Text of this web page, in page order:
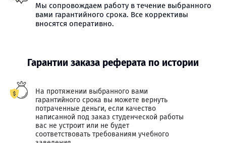
Мы сопровождаем работу в течение выбранного
вами гарантийного срока. Все коррективы
вносятся оперативно.
Гарантии заказа реферата по истории
На протяжении выбранного вами
гарантийного срока вы можете вернуть
потраченные деньги, если качество
написанной под заказ студенческой работы
вас не устроит или не будет
соответствовать требованиям учебного